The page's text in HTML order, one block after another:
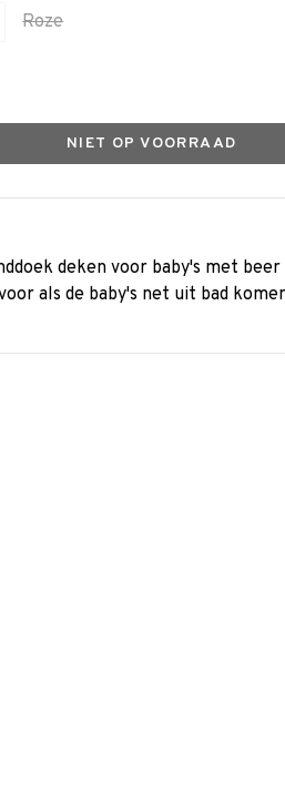
Roze
NIET OP VOORRAAD
deken voor baby's met
als de baby's net uit bad